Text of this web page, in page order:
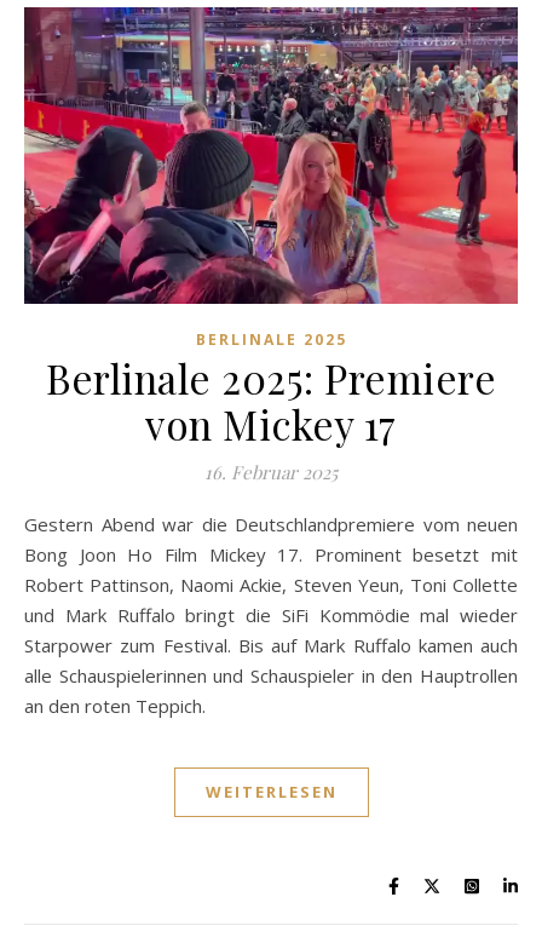
BERLINALE 2025
Berlinale 2025: Premiere
von Mickey 17
16. Februar 2025
Gestern Abend war die Deutschlandpremiere vom neuen
Bong Joon Ho Film Mickey 17. Prominent besetzt mit
Robert Pattinson, Naomi Ackie, Steven Yeun, Toni Collette
und Mark Ruffalo bringt die SiFi Kommödie mal wieder
Starpower zum Festival. Bis auf Mark Ruffalo kamen auch
alle Schauspielerinnen und Schauspieler in den Hauptrollen
an den roten Teppich.
WEITERLESEN